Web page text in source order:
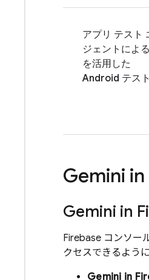
アプリ テスト
ジェントによ
を活用した
Android テスト
Gemini in
Gemini in
Firebase コンソー
クセスできるよう
Gemini in